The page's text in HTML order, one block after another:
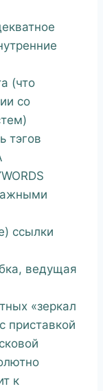
(что
со
тэгов
ссылки
ведущая
«зеркал
приставкой
к